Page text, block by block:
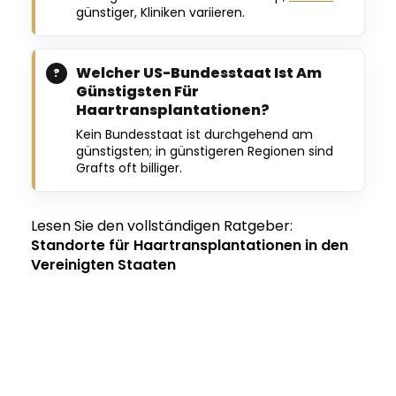
günstiger, Kliniken variieren.
Welcher US-Bundesstaat Ist Am
Günstigsten Für
Haartransplantationen?
Kein Bundesstaat ist durchgehend am
günstigsten; in günstigeren Regionen sind
Grafts oft billiger.
Lesen Sie den vollständigen Ratgeber:
Standorte für Haartransplantationen in den
Vereinigten Staaten